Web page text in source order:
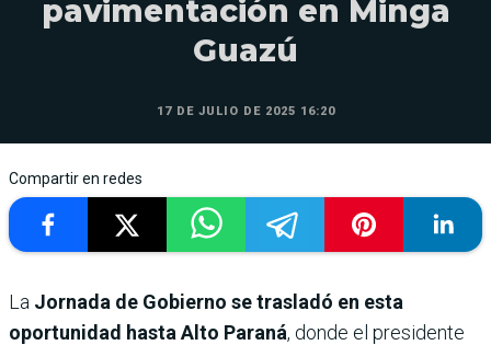
pavimentación en Minga
Guazú
17 DE JULIO DE 2025 16:20
Compartir en redes
La Jornada de Gobierno se trasladó en esta
oportunidad hasta Alto Paraná, donde el presidente